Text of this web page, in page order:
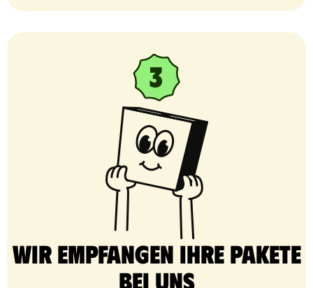
Wir empfangen Ihre Pakete
bei uns